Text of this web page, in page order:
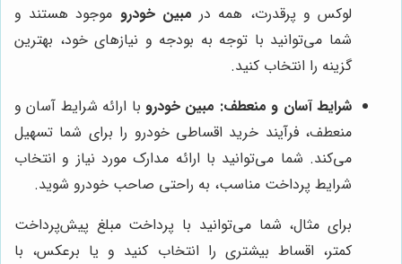
لوکس و پرقدرت، همه در مبین خودرو موجود هستند و
شما می‌توانید با توجه به بودجه و نیازهای خود، بهترین
گزینه را انتخاب کنید.
شرایط آسان و منعطف: مبین خودرو با ارائه شرایط آسان و
منعطف، فرآیند خرید اقساطی خودرو را برای شما تسهیل
می‌کند. شما می‌توانید با ارائه مدارک مورد نیاز و انتخاب
شرایط پرداخت مناسب، به راحتی صاحب خودرو شوید.
برای مثال، شما می‌توانید با پرداخت مبلغ پیش‌پرداخت
کمتر، اقساط بیشتری را انتخاب کنید و یا برعکس، با